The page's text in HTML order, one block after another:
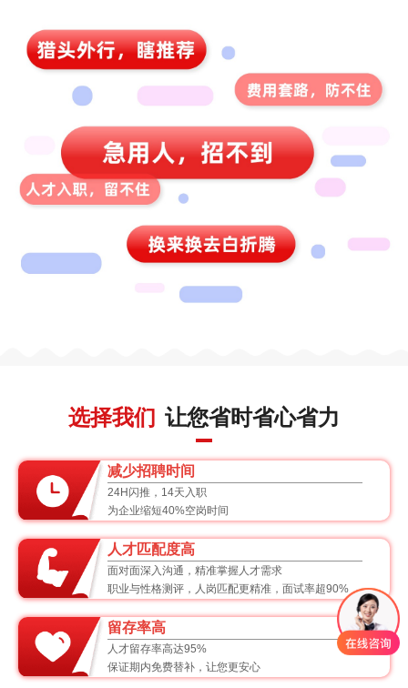
选择我们 让您省时省心省力
减少招聘时间
24H闪推，14天入职
为企业缩短40%空岗时间
人才匹配度高
面对面深入沟通，精准掌握人才需求
职业与性格测评，人岗匹配更精准，面试率超90%
留存率高
人才留存率高达95%
保证期内免费替补，让您更安心